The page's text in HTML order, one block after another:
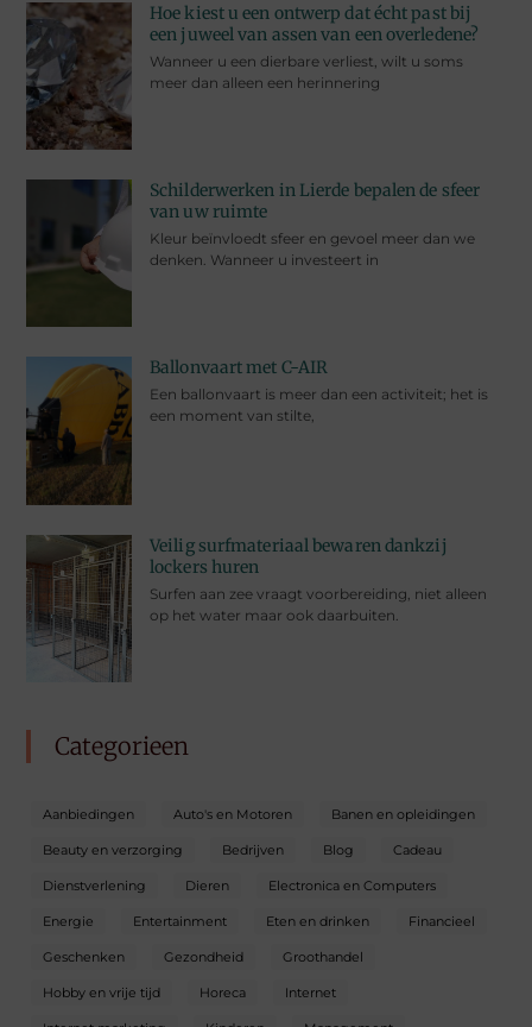
Hoe kiest u een ontwerp dat écht past bij
een juweel van assen van een overledene?
Wanneer u een dierbare verliest, wilt u soms
meer dan alleen een herinnering
Schilderwerken in Lierde bepalen de sfeer
van uw ruimte
Kleur beïnvloedt sfeer en gevoel meer dan we
denken. Wanneer u investeert in
Ballonvaart met C-AIR
Een ballonvaart is meer dan een activiteit; het is
een moment van stilte,
Veilig surfmateriaal bewaren dankzij
lockers huren
Surfen aan zee vraagt voorbereiding, niet alleen
op het water maar ook daarbuiten.
Categorieen
Aanbiedingen Auto's en Motoren Banen en opleidingen
Beauty en verzorging Bedrijven Blog Cadeau
Dienstverlening Dieren Electronica en Computers
Energie Entertainment Eten en drinken Financieel
Geschenken Gezondheid Groothandel
Hobby en vrije tijd Horeca Internet